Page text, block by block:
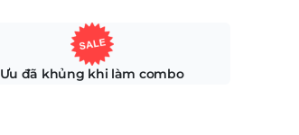
Ưu đã khủng khi làm combo